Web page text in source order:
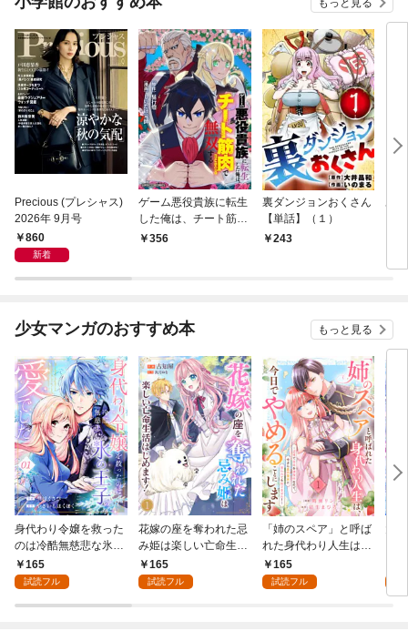
Precious (プレシャス)
2026年 9月号
860
新着
ゲーム悪役貴族に転生
した俺は、チート筋肉
で無双する【単話】
356
裏ダンジョンおくさん
【単話】（１）
243
あ
少女マンガのおすすめ本 もっと見る
身代わり令嬢を救った
のは冷酷無慈悲な氷の
王子の愛でした１
165
試読フル
花嫁の座を奪われた忌
み姫は楽しい亡命生活
はじめます！１
165
試読フル
「姉のスペア」と呼ば
れた身代わり人生は、
今日でやめることにし
ます～辺境で自由を満
165
試読フル